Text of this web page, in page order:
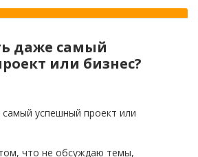
даже самый
или бизнес?
успешный проект или
что не обсуждаю темы,